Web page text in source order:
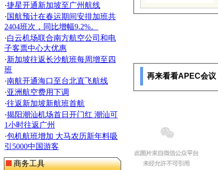
·捷星开通新加坡至广州航线
·国航预计在春运期间安排加班共
2404班次，同比增幅9.2%。
·白云机场联合南方航空公司和电
子客票中心大优惠
·新加坡往返长沙航班每周增至四
班
·南航开通海口至台北直飞航线
·亚洲航空费用下调
·往返新加坡新航班首航
·揭阳潮汕机场首日开门红 潮汕可
1小时往返广州
·包机航班增加 大马农历新年料吸
引5000中国游客
商务工具
再来看看APEC会